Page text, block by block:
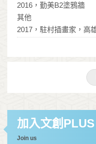
2016，勤美B2塗鴉牆
其他
2017，駐村插畫家，高
加入文創PLUS
Join us